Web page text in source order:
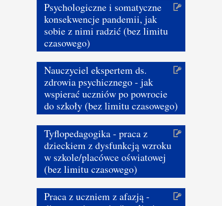
Psychologiczne i somatyczne
konsekwencje pandemii, jak
sobie z nimi radzić (bez limitu
czasowego)
Nauczyciel ekspertem ds.
zdrowia psychicznego - jak
wspierać uczniów po powrocie
do szkoły (bez limitu czasowego)
Tyflopedagogika - praca z
dzieckiem z dysfunkcją wzroku
w szkole/placówce oświatowej
(bez limitu czasowego)
Praca z uczniem z afazją -